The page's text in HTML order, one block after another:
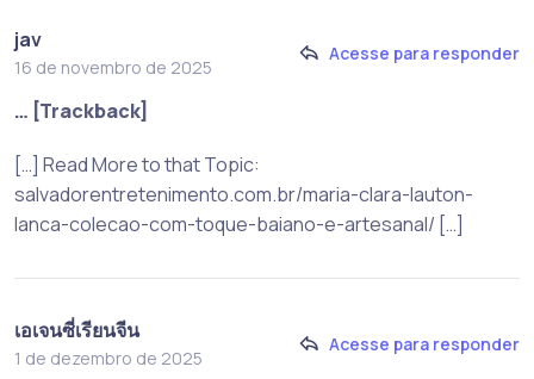
jav
16 de novembro de 2025
Acesse para responder
… [Trackback]
[…] Read More to that Topic:
salvadorentretenimento.com.br/maria-clara-lauton-
lanca-colecao-com-toque-baiano-e-artesanal/ […]
เอเจนซี่เรียนจีน
1 de dezembro de 2025
Acesse para responder